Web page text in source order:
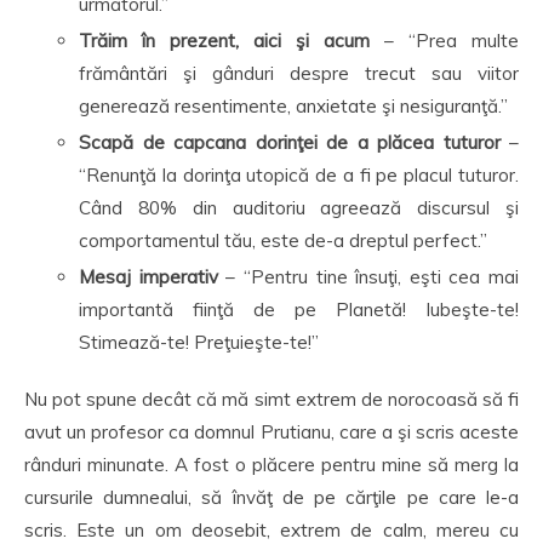
Trăim în prezent, aici şi acum – “Prea multe
frământări şi gânduri despre trecut sau viitor
generează resentimente, anxietate şi nesiguranţă.”
Scapă de capcana dorinţei de a plăcea tuturor–
“Renunţă la dorinţa utopică de a fi pe placul tuturor.
Când 80% din auditoriu agreează discursul şi
comportamentul tău, este de-a dreptul perfect.”
Mesaj imperativ– “Pentru tine însuţi, eşti cea mai
importantă fiinţă de pe Planetă! Iubeşte-te!
Stimează-te! Preţuieşte-te!”
Nu pot spune decât că mă simt extrem de norocoasă să fi
avut un profesor ca domnul Prutianu, care a şi scris aceste
rânduri minunate. A fost o plăcere pentru mine să merg la
cursurile dumnealui, să învăţ de pe cărţile pe care le-a
scris. Este un om deosebit, extrem de calm, mereu cu